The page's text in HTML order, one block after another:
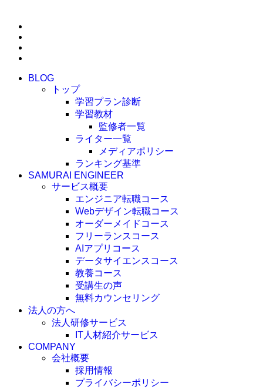
BLOG
トップ
学習プラン診断
学習教材
監修者一覧
ライター一覧
メディアポリシー
ランキング基準
SAMURAI ENGINEER
サービス概要
エンジニア転職コース
Webデザイン転職コース
オーダーメイドコース
フリーランスコース
AIアプリコース
データサイエンスコース
教養コース
受講生の声
無料カウンセリング
法人の方へ
法人研修サービス
IT人材紹介サービス
COMPANY
会社概要
採用情報
プライバシーポリシー